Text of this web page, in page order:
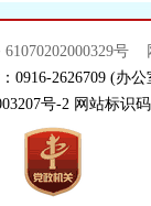
号
0916-2626709 (办公
号-2 网站标识